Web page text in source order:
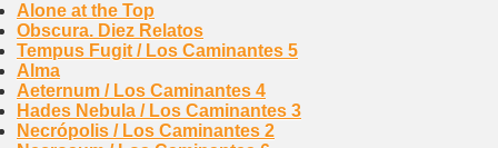
Alone at the Top
Obscura. Diez Relatos
Tempus Fugit / Los Caminantes 5
Alma
Aeternum / Los Caminantes 4
Hades Nebula / Los Caminantes 3
Necrópolis / Los Caminantes 2